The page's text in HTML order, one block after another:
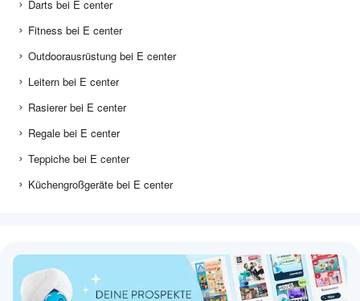
Darts bei E center
Fitness bei E center
Outdoorausrüstung bei E center
Leitern bei E center
Rasierer bei E center
Regale bei E center
Teppiche bei E center
Küchengroßgeräte bei E center